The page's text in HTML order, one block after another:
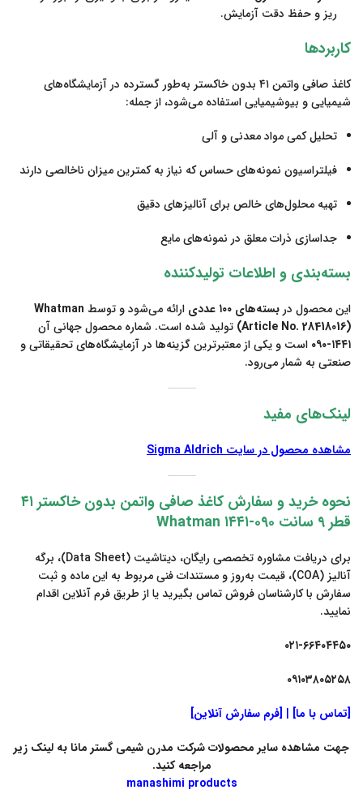
ریز و حفظ دقت آزمایش.
کاربردها
کاغذ صافی واتمن ۴۱ بدون خاکستر به‌طور گسترده در آزمایشگاه‌های
شیمیایی و بیوشیمیایی استفاده می‌شود، از جمله:
تحلیل کمی مواد معدنی و آلی
فیلتراسیون نمونه‌های حساس که نیاز به کمترین میزان ناخالصی دارند
تهیه محلول‌های خالص برای آنالیزهای دقیق
جداسازی ذرات معلق در نمونه‌های مایع
بسته‌بندی و اطلاعات تولیدکننده
این محصول در بسته‌های ۱۰۰ عددی ارائه می‌شود و توسط Whatman
(Article No. 28418016) تولید شده است. شماره محصول جهانی آن
۱۴۴۱-۰۹۰
است و یکی از معتبرترین گزینه‌ها در آزمایشگاه‌های تحقیقاتی و
صنعتی به شمار می‌رود.
لینک‌های مفید
مشاهده محصول در سایتSigma Aldrich
نحوه خرید و سفارش کاغذ صافی واتمن بدون خاکستر ۴۱
قطر ۹ سانت ۰۹۰-۱۴۴۱ Whatman
برای دریافت مشاوره تخصصی رایگان، دیتاشیت (Data Sheet)، برگه
آنالیز (COA)، قیمت به‌روز و مستندات فنی مربوط به این ماده و ثبت
سفارش با کارشناسان فروش تماس بگیرید یا از طریق فرم آنلاین اقدام
نمایید.
۰۲۱-۶۶۴۰۴۴۵۰
۰۹۱۰۳۸۰۵۲۵۸
[تماس با ما] | [فرم سفارش آنلاین]
جهت مشاهده سایر محصولات شرکت مدرن شیمی گستر مانا به لینک زیر
مراجعه کنید.
manashimi products